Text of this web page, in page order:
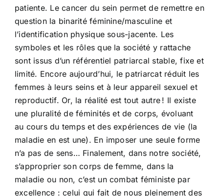
patiente. Le cancer du sein permet de remettre en
question la binarité féminine/masculine et
l’identification physique sous-jacente. Les
symboles et les rôles que la société y rattache
sont issus d’un référentiel patriarcal stable, fixe et
limité. Encore aujourd’hui, le patriarcat réduit les
femmes à leurs seins et à leur appareil sexuel et
reproductif. Or, la réalité est tout autre ! Il existe
une pluralité de féminités et de corps, évoluant
au cours du temps et des expériences de vie (la
maladie en est une). En imposer une seule forme
n’a pas de sens… Finalement, dans notre société,
s’approprier son corps de femme, dans la
maladie ou non, c’est un combat féministe par
excellence : celui qui fait de nous pleinement des